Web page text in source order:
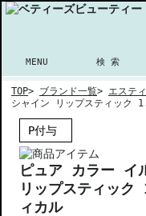
MENU 検 索
TOP> ブランド一覧> エステ
シャイン リップスティック
P付与
ピュア カラー イ
リップスティッ
ィカル